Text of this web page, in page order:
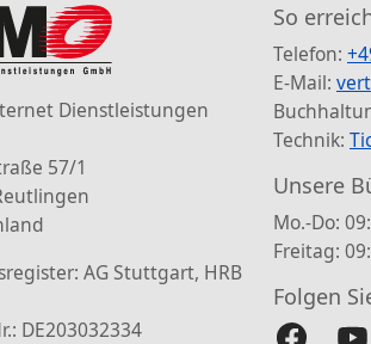
Dienstleistungen
57/1
AG Stuttgart, HRB
DE203032334
So
Telefon:
E-Mail:
Technik:
Unsere
Mo.-Do:
Freitag:
Folgen